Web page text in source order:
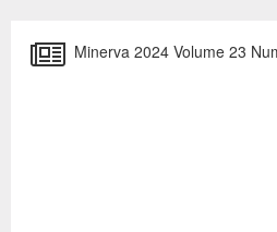
Minerva 2024 Volume 23